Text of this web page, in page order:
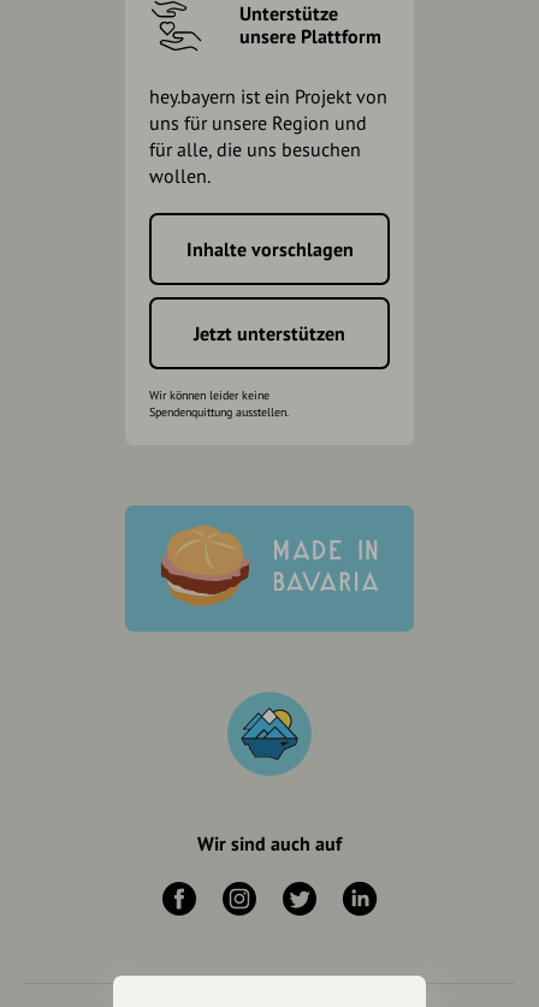
Unterstütze
unsere Plattform
hey.bayern ist ein Projekt von
uns für unsere Region und
für alle, die uns besuchen
wollen.
Inhalte vorschlagen
Jetzt unterstützen
Wir können leider keine
Spendenquittung ausstellen.
Wir sind auch auf